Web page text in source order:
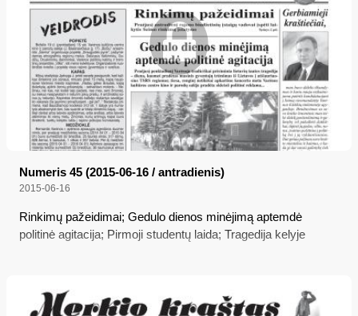
Numeris 45 (2015-06-16 / antradienis)
2015-06-16
Rinkimų pažeidimai; Gedulo dienos minėjimą aptemdė
politinė agitacija; Pirmoji studentų laida; Tragedija kelyje